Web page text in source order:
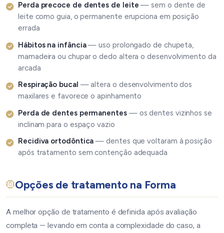
Perda precoce de dentes de leite — sem o dente de
leite como guia, o permanente erupciona em posição
errada
Hábitos na infância— uso prolongado de chupeta,
mamadeira ou chupar o dedo altera o desenvolvimento da
arcada
Respiração bucal — altera o desenvolvimento dos
maxilares e favorece o apinhamento
Perda de dentes permanentes— os dentes vizinhos se
inclinam para o espaço vazio
Recidiva ortodôntica — dentes que voltaram à posição
após tratamento sem contenção adequada
Opções de tratamento na Forma
A melhor opção de tratamento é definida após avaliação
completa — levando em conta a complexidade do caso, a